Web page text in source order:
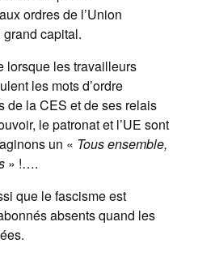
ordres de l’Union
capital.
lorsque les travailleurs
les mots d’ordre
de la CES et de ses relais
le patronat et l’UE sont
un « Tous ensemble,
» !….
que le fascisme est
absents quand les